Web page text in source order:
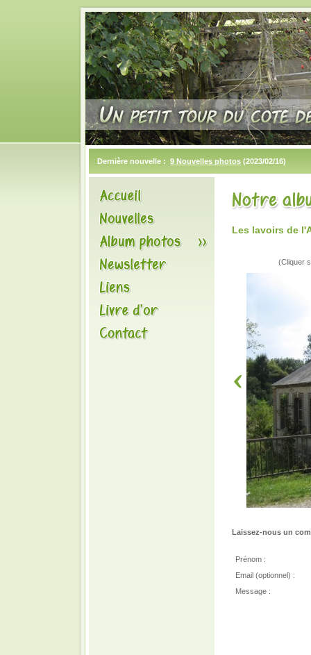
Dernière nouvelle : 9 Nouvelles photos (2023/02/16)
Les lavoirs de
(Cliquer
Laissez-nous un
Prénom :
Email (optionnel) :
Message :